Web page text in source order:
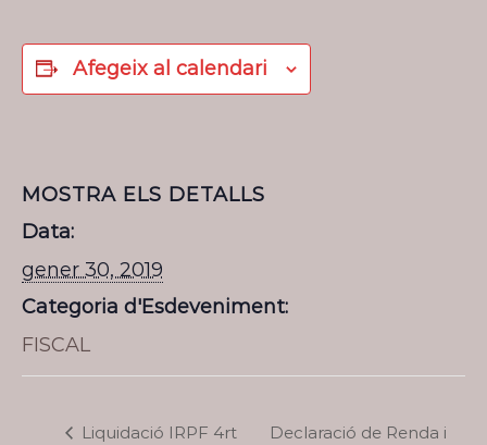
Afegeix al calendari
MOSTRA ELS DETALLS
Data:
gener 30, 2019
Categoria d'Esdeveniment:
FISCAL
Liquidació IRPF 4rt
Declaració de Renda i